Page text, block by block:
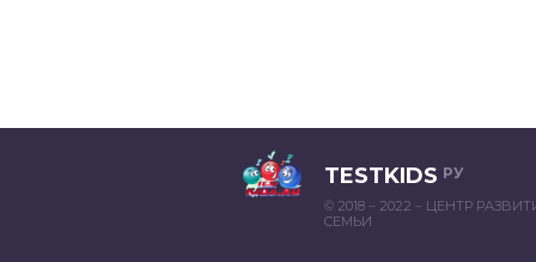
TESTKIDS РУ
© 2018 – 2022 – ЦЕНТР
СЕМЬИ